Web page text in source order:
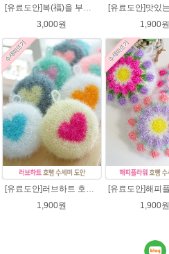
3,000원
1,900원
[유료도안]러브하트 호빵수세미뜨기 도안(수세미실은 옵션에서 추가구매 가능)/별호빵수세미처럼 예쁜수세미뜨기/빤짝이 수세미실/웰빙수세미실/고급수세미실/하트뜨기 반짝이수세미 하트수세미
1,900원
1,900원